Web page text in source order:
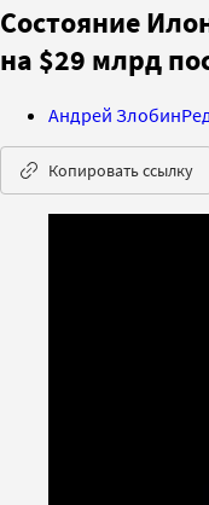
Состояние
на $29 млрд
Андрей Злобин
Копировать ссылку